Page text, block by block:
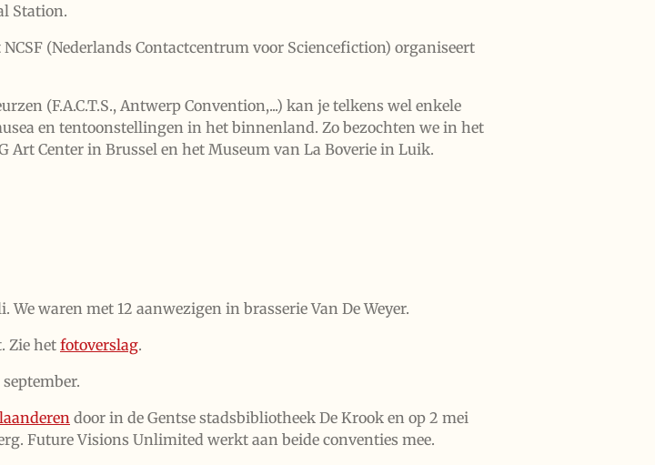
Station.
(Nederlands Contactcentrum voor Sciencefiction) organiseert
(F.A.C.T.S., Antwerp Convention,...) kan je telkens wel enkele
en tentoonstellingen in het binnenland. Zo bezochten we in het
Center in Brussel en het Museum van La Boverie in Luik.
waren met 12 aanwezigen in brasserie Van De Weyer.
Zie hetfotoverslag.
door in de Gentse stadsbibliotheek De Krook en op 2 mei
Future Visions Unlimited werkt aan beide conventies mee.